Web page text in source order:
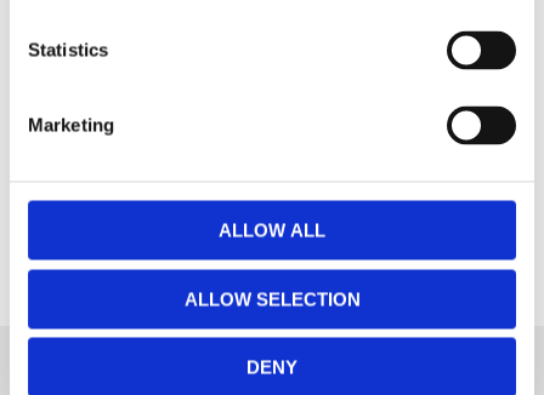
Statistics
Marketing
ALLOW ALL
ALLOW SELECTION
DENY